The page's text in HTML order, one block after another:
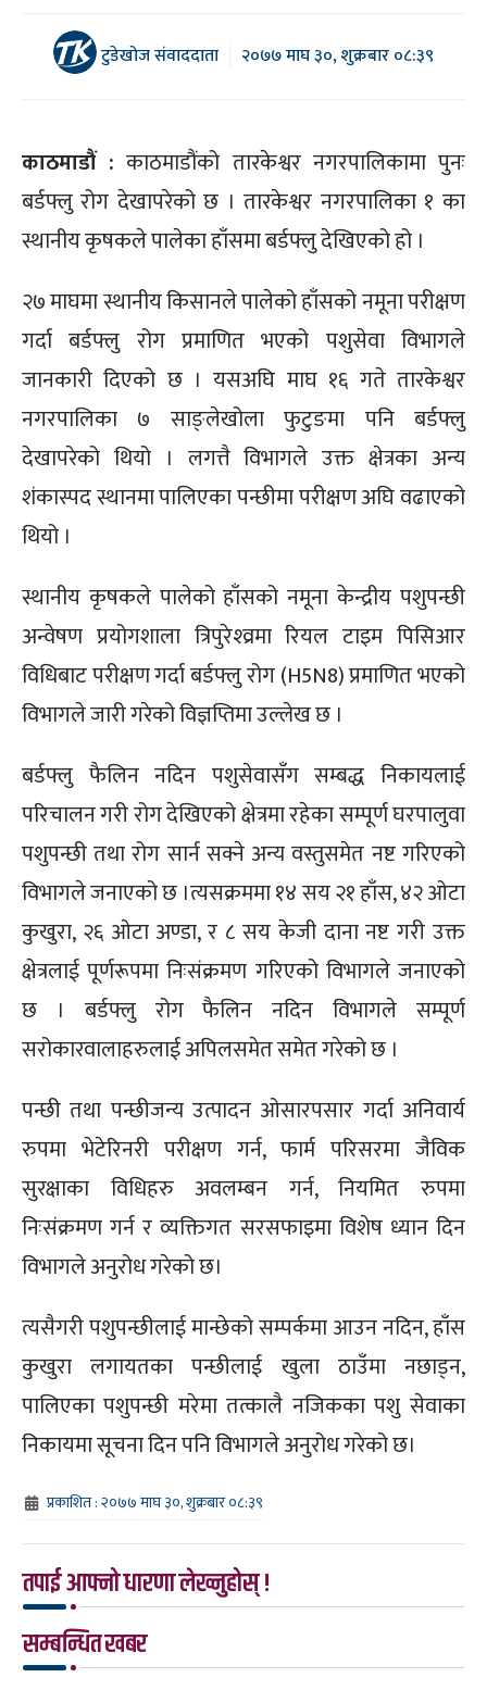
टुडेखोज संवाददाता २०७७ माघ ३०, शुक्रबार ०८:३९
काठमाडौं : काठमाडौंको तारकेश्वर नगरपालिकामा पुनः
बर्डफ्लु रोग देखापरेको छ । तारकेश्वर नगरपालिका १ का
स्थानीय कृषकले पालेका हाँसमा बर्डफ्लु देखिएको हो ।
२७ माघमा स्थानीय किसानले पालेको हाँसको नमूना परीक्षण
गर्दा बर्डफ्लु रोग प्रमाणित भएको पशुसेवा विभागले
जानकारी दिएको छ । यसअघि माघ १६ गते तारकेश्वर
नगरपालिका ७ साङ्लेखोला फुटुङमा पनि बर्डफ्लु
देखापरेको थियो । लगत्तै विभागले उक्त क्षेत्रका अन्य
शंकास्पद स्थानमा पालिएका पन्छीमा परीक्षण अघि वढाएको
थियो ।
स्थानीय कृषकले पालेको हाँसको नमूना केन्द्रीय पशुपन्छी
अन्वेषण प्रयोगशाला त्रिपुरेश्व्रमा रियल टाइम पिसिआर
विधिबाट परीक्षण गर्दा बर्डफ्लु रोग (H5N8) प्रमाणित भएको
विभागले जारी गरेको विज्ञप्तिमा उल्लेख छ ।
बर्डफ्लु फैलिन नदिन पशुसेवासँग सम्बद्ध निकायलाई
परिचालन गरी रोग देखिएको क्षेत्रमा रहेका सम्पूर्ण घरपालुवा
पशुपन्छी तथा रोग सार्न सक्ने अन्य वस्तुसमेत नष्ट गरिएको
विभागले जनाएको छ ।त्यसक्रममा १४ सय २१ हाँस, ४२ ओटा
कुखुरा, २६ ओटा अण्डा, र ८ सय केजी दाना नष्ट गरी उक्त
क्षेत्रलाई पूर्णरूपमा निःसंक्रमण गरिएको विभागले जनाएको
छ । बर्डफ्लु रोग फैलिन नदिन विभागले सम्पूर्ण
सरोकारवालाहरुलाई अपिलसमेत समेत गरेको छ ।
पन्छी तथा पन्छीजन्य उत्पादन ओसारपसार गर्दा अनिवार्य
रुपमा भेटेरिनरी परीक्षण गर्न, फार्म परिसरमा जैविक
सुरक्षाका विधिहरु अवलम्बन गर्न, नियमित रुपमा
निःसंक्रमण गर्न र व्यक्तिगत सरसफाइमा विशेष ध्यान दिन
विभागले अनुरोध गरेको छ।
त्यसैगरी पशुपन्छीलाई मान्छेको सम्पर्कमा आउन नदिन, हाँस
कुखुरा लगायतका पन्छीलाई खुला ठाउँमा नछाड्न,
पालिएका पशुपन्छी मरेमा तत्कालै नजिकका पशु सेवाका
निकायमा सूचना दिन पनि विभागले अनुरोध गरेको छ।
प्रकाशित : २०७७ माघ ३०, शुक्रबार ०८:३९
तपाई आफ्नो धारणा लेख्नुहोस् !
सम्बन्धित खबर